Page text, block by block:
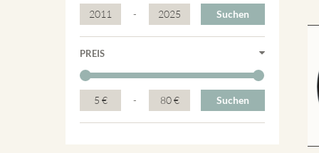
2011 - 2025 Suchen
PREIS
5 € - 80 € Suchen